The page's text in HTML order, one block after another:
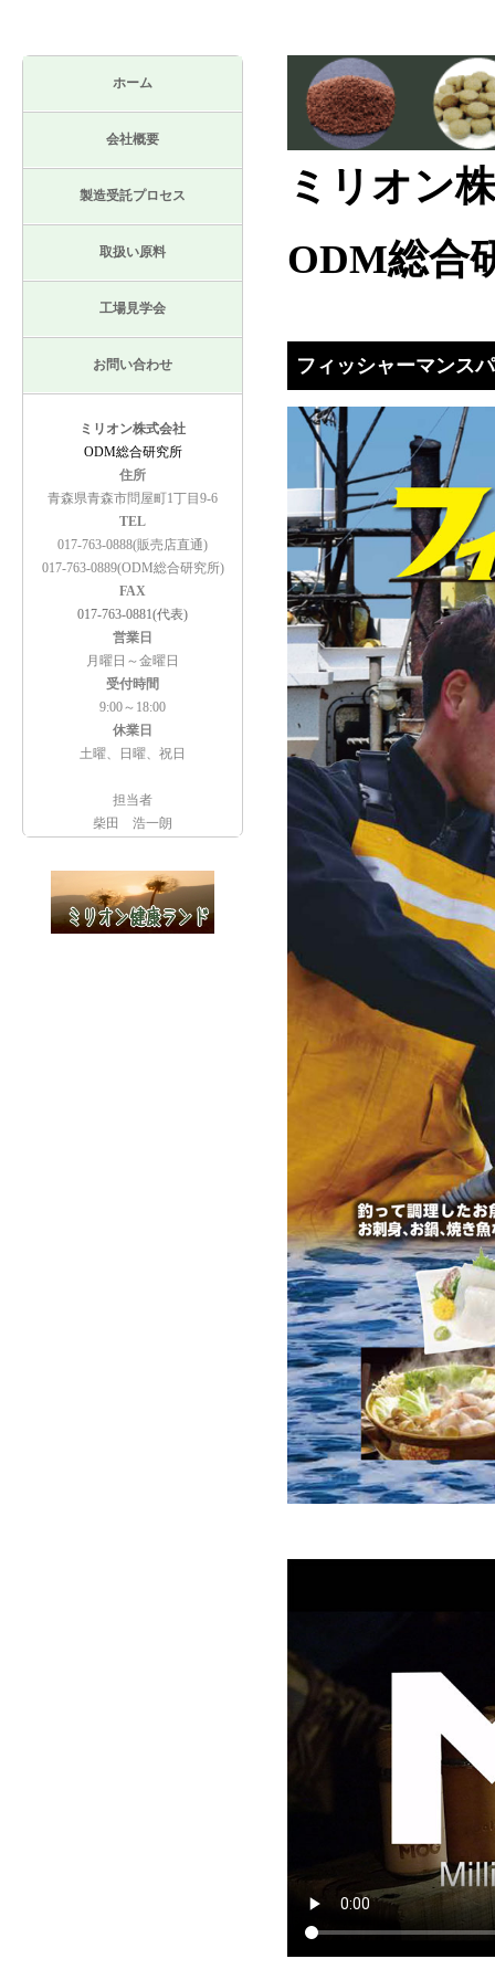
ホーム
会社概要
製造受託プロセス
取扱い原料
工場見学会
お問い合わせ
ミリオン株式会社
ODM総合研究所
住所
青森県青森市問屋町1丁目9-6
TEL
017-763-0888(販売店直通)
017-763-0889(ODM総合研究所)
FAX
017-763-0881(代表)
営業日
月曜日～金曜日
受付時間
9:00～18:00
休業日
土曜、日曜、祝日
担当者
柴田 浩一朗
ミリオン
ODM総合
フィッシャーマンス